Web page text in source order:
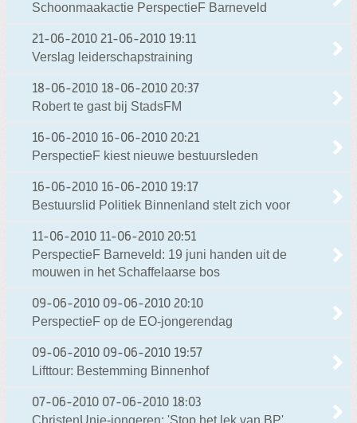
Schoonmaakactie PerspectieF Barneveld
21-06-2010 21-06-2010 19:11
Verslag leiderschapstraining
18-06-2010 18-06-2010 20:37
Robert te gast bij StadsFM
16-06-2010 16-06-2010 20:21
PerspectieF kiest nieuwe bestuursleden
16-06-2010 16-06-2010 19:17
Bestuurslid Politiek Binnenland stelt zich voor
11-06-2010 11-06-2010 20:51
PerspectieF Barneveld: 19 juni handen uit de
mouwen in het Schaffelaarse bos
09-06-2010 09-06-2010 20:10
PerspectieF op de EO-jongerendag
09-06-2010 09-06-2010 19:57
Lifttour: Bestemming Binnenhof
07-06-2010 07-06-2010 18:03